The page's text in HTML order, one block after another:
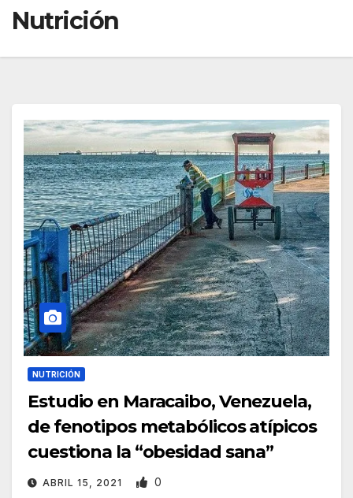
Nutrición
NUTRICIÓN
Estudio en Maracaibo, Venezuela,
de fenotipos metabólicos atípicos
cuestiona la “obesidad sana”
ABRIL 15, 2021 0